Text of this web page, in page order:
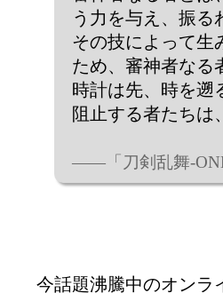
う力を与え、振る
その技によって生
ため、審神者な
時計は先、時を遡
阻止する者たちは
――「刀剣乱舞-
今話題沸騰中のオンラ